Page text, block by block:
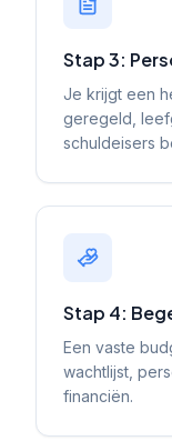
Stap 3:
Je krijgt een
geregeld,
schuldeisers
Stap 4:
Een vaste
wachtlijst,
financiën.